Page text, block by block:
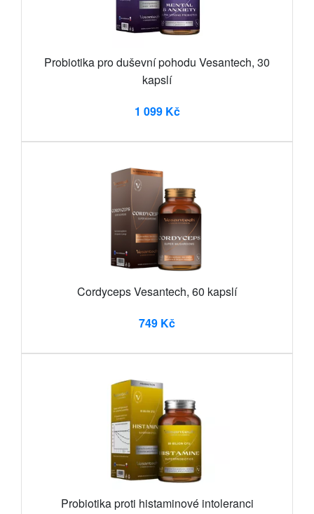
Probiotika pro duševní pohodu Vesantech, 30
kapslí
1 099 Kč
Cordyceps Vesantech, 60 kapslí
749 Kč
Probiotika proti histaminové intoleranci